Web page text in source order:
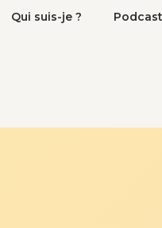
Qui suis-je ? Podcast